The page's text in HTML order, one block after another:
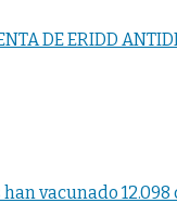
DE ERIDD
vacunado 12.098